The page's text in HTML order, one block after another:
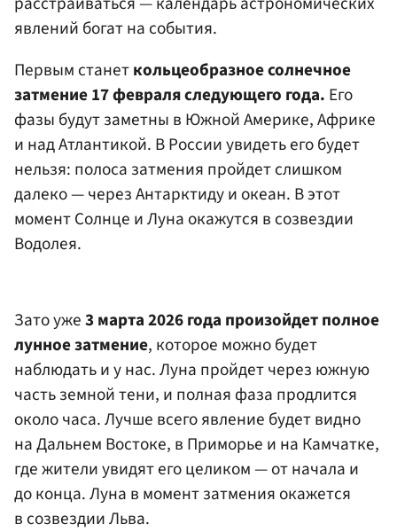
явлений богат на события.
Первым станеткольцеобразное солнечное
затмение 17 февраля следующего года. Его
фазы будут заметны в Южной Америке, Африке
и над Атлантикой. В России увидеть его будет
нельзя: полоса затмения пройдет слишком
далеко — через Антарктиду и океан. В этот
момент Солнце и Луна окажутся в созвездии
Водолея.
Зато уже3 марта 2026 года произойдет полное
лунное затмение, которое можно будет
наблюдать и у нас. Луна пройдет через южную
часть земной тени, и полная фаза продлится
около часа. Лучше всего явление будет видно
на Дальнем Востоке, в Приморье и на Камчатке,
где жители увидят его целиком — от начала и
до конца. Луна в момент затмения окажется
в созвездии Льва.